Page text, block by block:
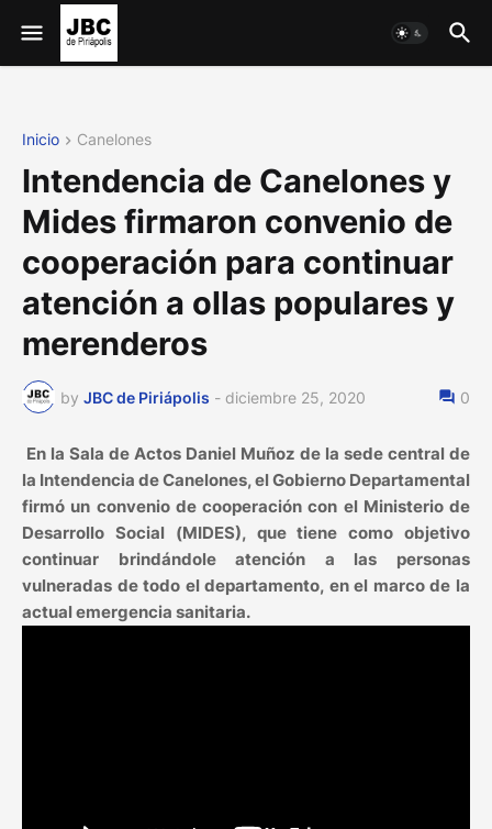
Inicio Canelones
Intendencia de Canelones y
Mides firmaron convenio de
cooperación para continuar
atención a ollas populares y
merenderos
by JBC de Piriápolis - diciembre 25, 2020 0
En la Sala de Actos Daniel Muñoz de la sede central de
la Intendencia de Canelones, el Gobierno Departamental
firmó un convenio de cooperación con el Ministerio de
Desarrollo Social (MIDES), que tiene como objetivo
continuar brindándole atención a las personas
vulneradas de todo el departamento, en el marco de la
actual emergencia sanitaria.